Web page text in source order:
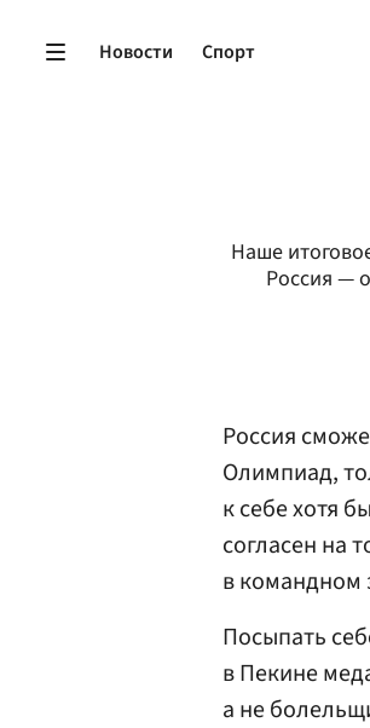
Новости Спорт
Наше
Россия —
Россия
Олимпиад,
к себе хотя
согласен на
в командном
Посыпать
в Пекине
а не